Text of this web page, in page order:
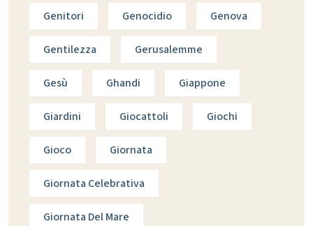
Genitori Genocidio Genova
Gentilezza Gerusalemme
Gesù Ghandi Giappone
Giardini Giocattoli Giochi
Gioco Giornata
Giornata Celebrativa
Giornata Del Mare